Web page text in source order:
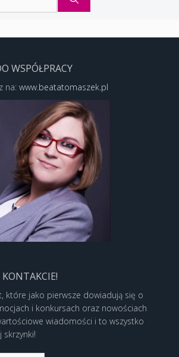
WSPÓŁPRACY
na: www.beatatomaszek.pl
które jako pierwsze dowiadują się o
i konkursach oraz nowościach
wiadomości i to wszystko